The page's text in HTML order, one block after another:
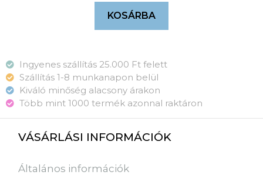
KOSÁRBA
Ingyenes szállítás 25.000 Ft felett
Szállítás 1-8 munkanapon belül
Kiváló minőség alacsony árakon
Több mint 1000 termék azonnal raktáron
VÁSÁRLÁSI INFORMÁCIÓK
Általános információk